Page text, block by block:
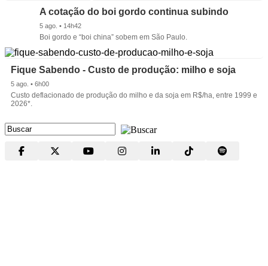
A cotação do boi gordo continua subindo
5 ago. • 14h42
Boi gordo e “boi china” sobem em São Paulo.
Fique Sabendo - Custo de produção: milho e soja
5 ago. • 6h00
Custo deflacionado de produção do milho e da soja em R$/ha, entre 1999 e
2026*.